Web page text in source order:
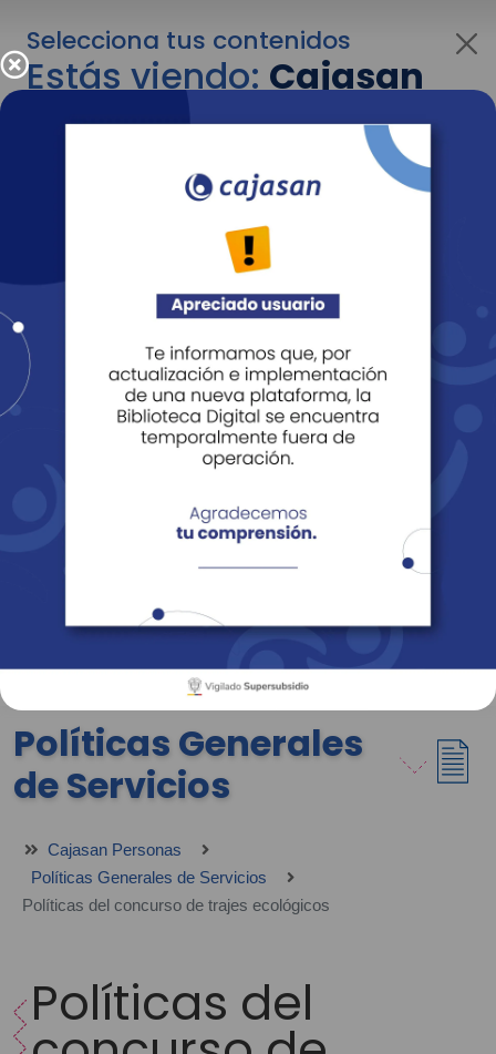
Selecciona tus contenidos
Estás viendo:Cajasan
para personas
Para cambiar al contenido de tu interés más
adelante recuerda utilizar el menú
Entendido
Revista Fácil Vivir
Sedes Directorio Servicios En Línea
Políticas Generales
de Servicios
Cajasan Personas
Políticas Generales de Servicios
Políticas del concurso de trajes ecológicos
Políticas del